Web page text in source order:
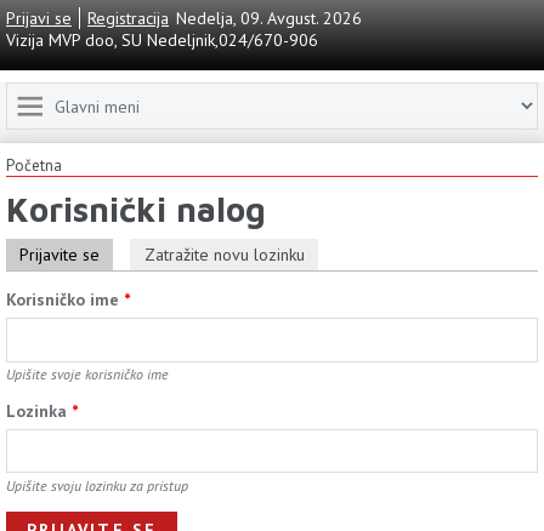
Prijavi se Registracija Nedelja, 09. Avgust. 2026
Vizija MVP doo, SU Nedeljnik,024/670-906
Početna
Korisnički nalog
Prijavite se Zatražite novu lozinku
Korisničko ime *
Upišite svoje korisničko ime
Lozinkа *
Upišite svoju lozinku za pristup